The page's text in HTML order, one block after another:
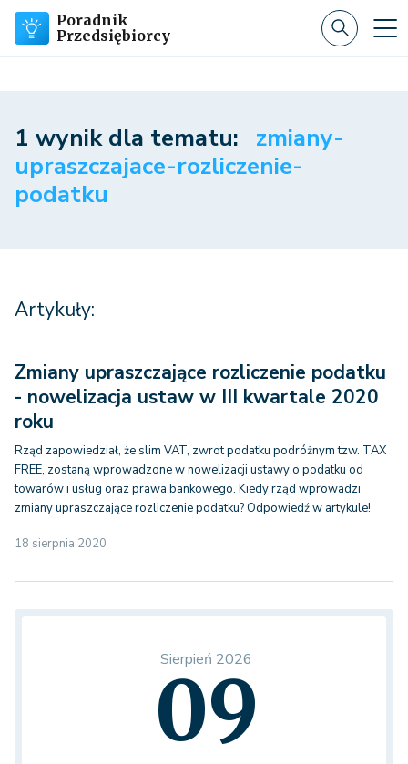
Poradnik
Przedsiębiorcy
1 wynik dla tematu: zmiany-
upraszczajace-rozliczenie-
podatku
Artykuły:
Zmiany upraszczające rozliczenie podatku
- nowelizacja ustaw w III kwartale 2020
roku
Rząd zapowiedział, że slim VAT, zwrot podatku podróżnym tzw. TAX
FREE, zostaną wprowadzone w nowelizacji ustawy o podatku od
towarów i usług oraz prawa bankowego. Kiedy rząd wprowadzi
zmiany upraszczające rozliczenie podatku? Odpowiedź w artykule!
18 sierpnia 2020
Sierpień 2026
09